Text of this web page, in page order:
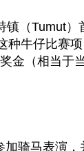
镇（Tumut）
种牛仔比赛
金（相当于
加骑马表演，